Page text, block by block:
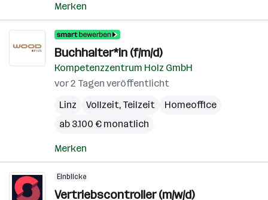
Merken
Buchhalter*in (f/m/d)
Kompetenzzentrum Holz GmbH
vor 2 Tagen veröffentlicht
Linz
Vollzeit, Teilzeit
Homeoffice
ab 3.100 € monatlich
Merken
Einblicke
Vertriebscontroller (m/w/d)